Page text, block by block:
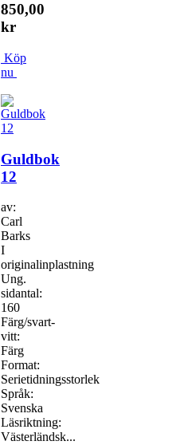
850,00
kr
Köp
nu
Guldbok
12
av:
Carl
Barks
I
originalinplastning
Ung.
sidantal:
160
Färg/svart-
vitt:
Färg
Format:
Serietidningsstorlek
Språk:
Svenska
Läsriktning:
Västerländsk...